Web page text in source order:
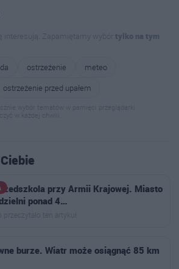
interesują. Zapamiętamy wybórtylko na tym
ostrzeżenie
meteo
ostrzeżenie przed upałem
wybór tematów w pamięci przeglądarki
w każdej chwili.
przy Armii Krajowej. Miasto
ponad 4…
przeczytało ten artykuł
burze. Wiatr może osiągnąć 85 km